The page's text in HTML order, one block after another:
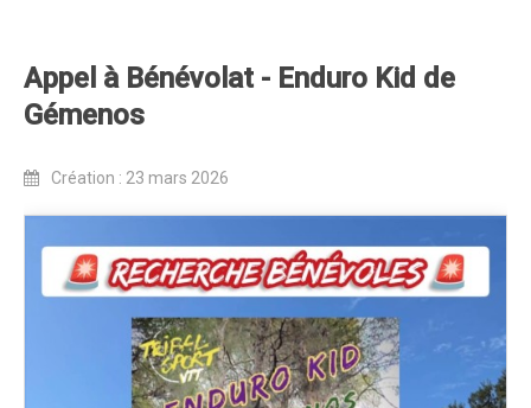
Dossier de Presse 2020
Edition 2019
Blog 2019
Revue de presse 2019
Résultats 2019
Plan des spéciales 2019
Programme 2019
Affiche 2019
Appel à Bénévolat - Enduro Kid de
Gémenos
Création : 23 mars 2026